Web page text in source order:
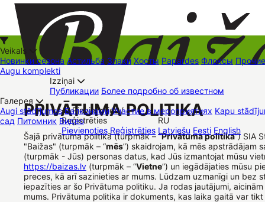
+37126545879
Stādu grozs
Pievienoties /
Reģistrēties
Pievienoties Reģistrēties
RU
Latviešu Eesti English
Veikals
Новинки сезона Астильба Злаки Хосты Papardes Флоксы Прочие
Augu komplekti
Izziņai
Публикации Более подробно об известном
Галерея
Augi stādījumos Балконами Участие в мероприятиях Kapu
сад Питомник Видео
Торговые места Контакты Dāvanu kartes Augu komplekti
PRIVĀTUMA POLITIKA
Šajā privātuma politikā (turpmāk – “Privātuma politika”) SIA
"Baižas" (turpmāk – “mēs”) skaidrojam, kā mēs apstrādājam
(turpmāk - Jūs) personas datus, kad Jūs izmantojat mūsu
https://baizas.lv (turpmāk – “Vietne”) un iegādājaties mūsu
preces, kā arī sazinieties ar mums. Lūdzam uzmanīgi un bez
iepazīties ar šo Privātuma politiku. Ja rodas jautājumi,
mums. Privātuma politika ir dokuments, kas laika gaitā var